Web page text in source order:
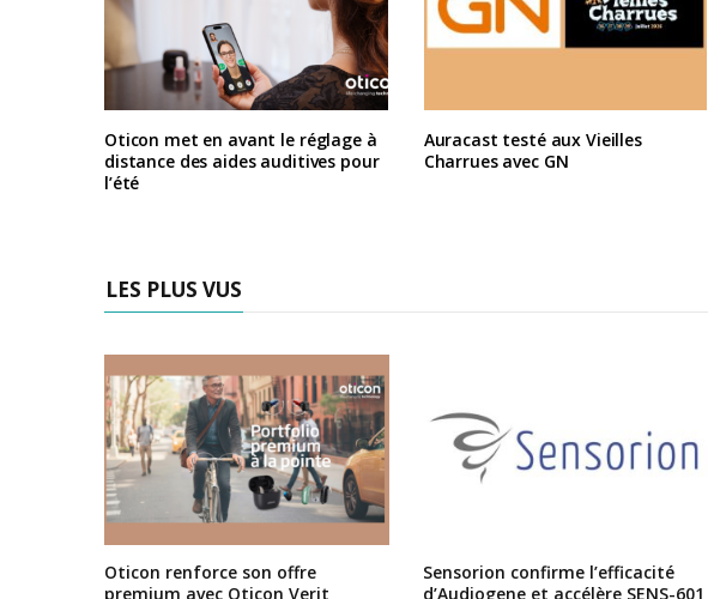
Oticon met en avant le réglage à
distance des aides auditives pour
l’été
Auracast testé aux Vieilles
Charrues avec GN
LES PLUS VUS
Oticon renforce son offre
premium avec Oticon Verit
Sensorion confirme l’efficacité
d’Audiogene et accélère SENS-601